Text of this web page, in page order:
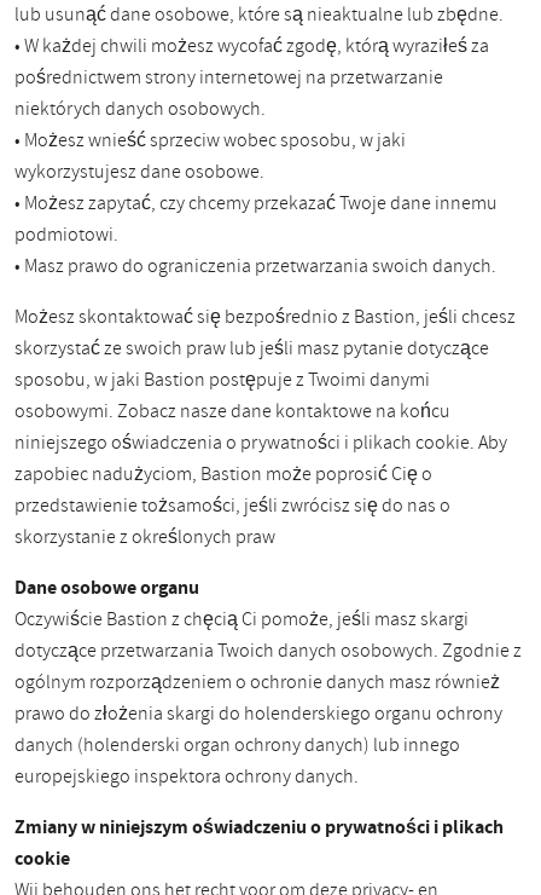
lub usunąć dane osobowe, które są nieaktualne lub zbędne.
• W każdej chwili możesz wycofać zgodę, którą wyraziłeś za
pośrednictwem strony internetowej na przetwarzanie
niektórych danych osobowych.
• Możesz wnieść sprzeciw wobec sposobu, w jaki
wykorzystujesz dane osobowe.
• Możesz zapytać, czy chcemy przekazać Twoje dane innemu
podmiotowi.
• Masz prawo do ograniczenia przetwarzania swoich danych.
Możesz skontaktować się bezpośrednio z Bastion, jeśli chcesz
skorzystać ze swoich praw lub jeśli masz pytanie dotyczące
sposobu, w jaki Bastion postępuje z Twoimi danymi
osobowymi. Zobacz nasze dane kontaktowe na końcu
niniejszego oświadczenia o prywatności i plikach cookie. Aby
zapobiec nadużyciom, Bastion może poprosić Cię o
przedstawienie tożsamości, jeśli zwrócisz się do nas o
skorzystanie z określonych praw
Dane osobowe organu
Oczywiście Bastion z chęcią Ci pomoże, jeśli masz skargi
dotyczące przetwarzania Twoich danych osobowych. Zgodnie z
ogólnym rozporządzeniem o ochronie danych masz również
prawo do złożenia skargi do holenderskiego organu ochrony
danych (holenderski organ ochrony danych) lub innego
europejskiego inspektora ochrony danych.
Zmiany w niniejszym oświadczeniu o prywatności i plikach
cookie